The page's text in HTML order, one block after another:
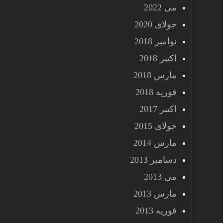
می 2022
جولای 2020
نوامبر 2018
اکتبر 2018
مارس 2018
فوریه 2018
اکتبر 2017
جولای 2015
مارس 2014
دسامبر 2013
می 2013
مارس 2013
فوریه 2013